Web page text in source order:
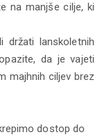
na manjše cilje, ki
lanskoletnih
da je vajeti
majhnih ciljev brez
dostop do